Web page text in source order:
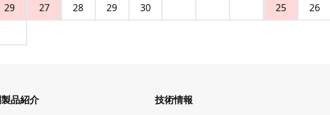
29
27
28 29 30
25
26
品紹介 技術情報